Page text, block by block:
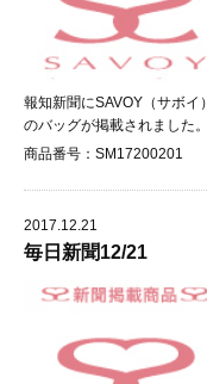
報知新聞にSAVOY（サボイ）
のバッグが掲載されました。
商品番号：SM17200201
2017.12.21
毎日新聞12/21